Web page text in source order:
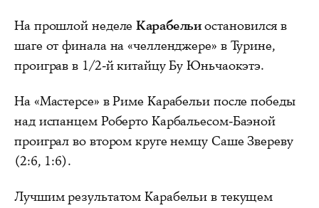
На прошлой неделеКарабельиостановился в
шаге от финала на «челленджере» в Турине,
проиграв в 1/2-й китайцу Бу Юньчаокэтэ.
На «Мастерсе» в Риме Карабельи после победы
над испанцем Роберто Карбальесом-Баэной
проиграл во втором круге немцу Саше Звереву
(2:6, 1:6).
Лучшим результатом Карабельи в текущем